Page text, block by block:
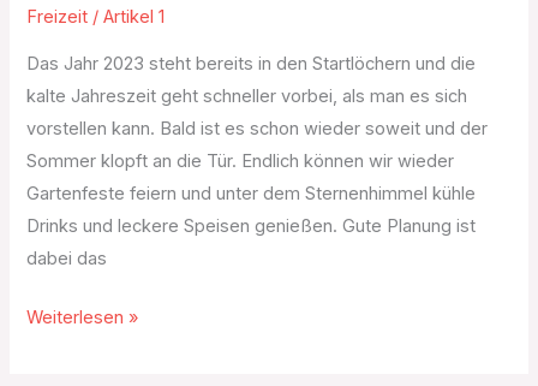
Freizeit /Artikel 1
Das Jahr 2023 steht bereits in den Startlöchern und die
kalte Jahreszeit geht schneller vorbei, als man es sich
vorstellen kann. Bald ist es schon wieder soweit und der
Sommer klopft an die Tür. Endlich können wir wieder
Gartenfeste feiern und unter dem Sternenhimmel kühle
Drinks und leckere Speisen genießen. Gute Planung ist
dabei das
Weiterlesen »